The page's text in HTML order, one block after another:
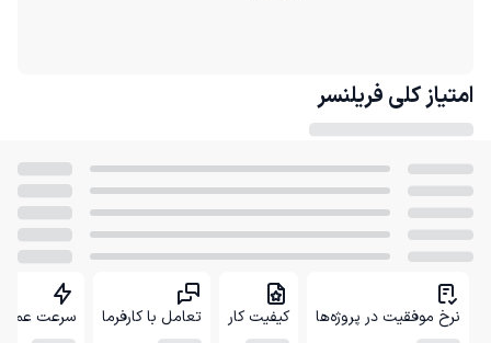
امتیاز کلی فریلنسر
نرخ موفقیت در پروژه‌ها کیفیت کار تعامل با کارفرما سرعت عمل